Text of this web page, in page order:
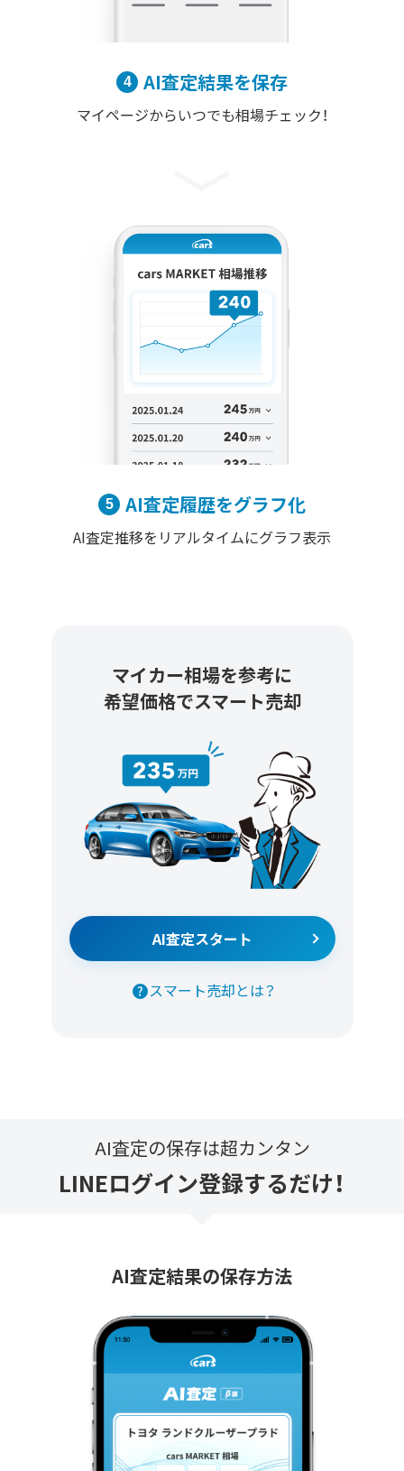
AI査定結果を保存
マイページからいつでも相場チェック！
AI査定履歴をグラフ化
AI査定推移をリアルタイムにグラフ表示
マイカー相場を参考に
希望価格でスマート売却
AI査定スタート
スマート売却とは？
AI査定の保存は超カンタン
LINEログイン登録するだけ！
AI査定結果の保存方法